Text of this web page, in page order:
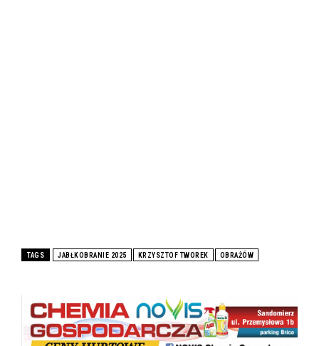
TAGS JABŁKOBRANIE 2025 KRZYSZTOF TWOREK OBRAŻÓW